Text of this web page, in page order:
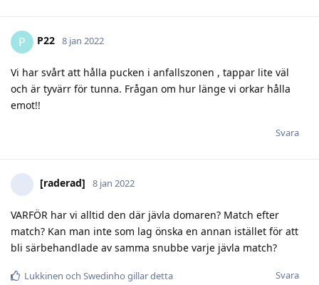
P P22 8 jan 2022
Vi har svårt att hålla pucken i anfallszonen , tappar lite väl
och är tyvärr för tunna. Frågan om hur länge vi orkar hålla
emot!!
Svara
[raderad] 8 jan 2022
VARFÖR har vi alltid den där jävla domaren? Match efter
match? Kan man inte som lag önska en annan istället för att
bli särbehandlade av samma snubbe varje jävla match?
Svara
Lukkinen och Swedinho gillar detta